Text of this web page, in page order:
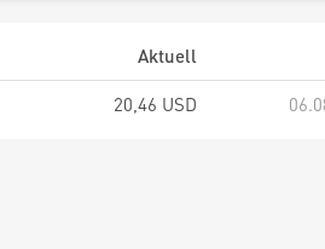
Aktuell
20,46 USD